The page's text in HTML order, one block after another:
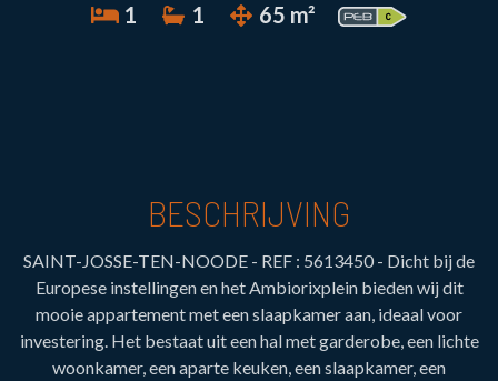
1 1 65 m²
BESCHRIJVING
SAINT-JOSSE-TEN-NOODE - REF : 5613450 - Dicht bij de
Europese instellingen en het Ambiorixplein bieden wij dit
mooie appartement met een slaapkamer aan, ideaal voor
investering. Het bestaat uit een hal met garderobe, een lichte
woonkamer, een aparte keuken, een slaapkamer, een